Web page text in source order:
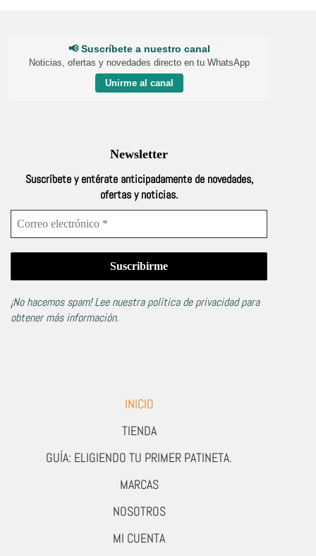
📢 Suscríbete a nuestro canal
Noticias, ofertas y novedades directo en tu WhatsApp
Unirme al canal
Newsletter
Suscríbete y entérate anticipadamente de novedades,
ofertas y noticias.
¡No hacemos spam! Lee nuestrapolítica de privacidadpara
obtener más información.
INICIO
TIENDA
GUÍA: ELIGIENDO TU PRIMER PATINETA.
MARCAS
NOSOTROS
MI CUENTA